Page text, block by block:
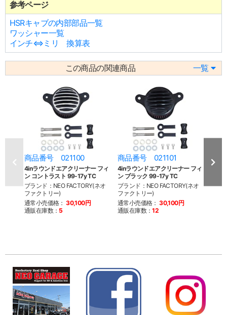
参考ページ
HSRキャブの内部部品一覧
ワッシャー一覧
インチ⇔ミリ 換算表
この商品の関連商品 一覧
商品番号 021100
4inラウンドエアクリーナー フィ
ン コントラスト 99-17y TC
ブランド：NEO FACTORY(ネオ
ファクトリー)
通常小売価格： 30,100円
通販在庫数：5
商品番号 021101
4inラウンドエアクリーナー フィ
ン ブラック 99-17y TC
ブランド：NEO FACTORY(ネオ
ファクトリー)
通常小売価格： 30,100円
通販在庫数：12
商
ブラ